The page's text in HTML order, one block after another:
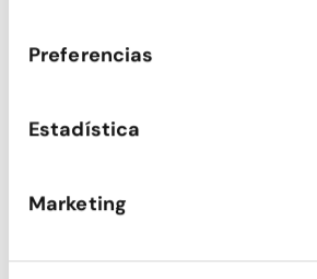
Preferencias
Estadística
Marketing